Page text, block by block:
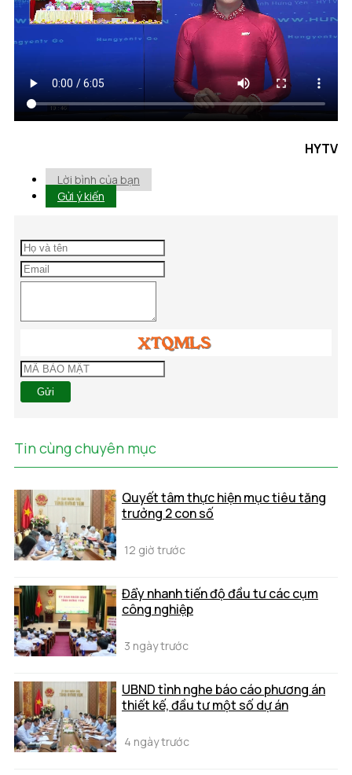
HYTV
Lời bình của bạn
Gửi ý kiến
Gửi
Tin cùng chuyên mục
Quyết tâm thực hiện mục tiêu tăng
trưởng 2 con số
12 giờ trước
Đẩy nhanh tiến độ đầu tư các cụm
công nghiệp
3 ngày trước
UBND tỉnh nghe báo cáo phương án
thiết kế, đầu tư một số dự án
4 ngày trước